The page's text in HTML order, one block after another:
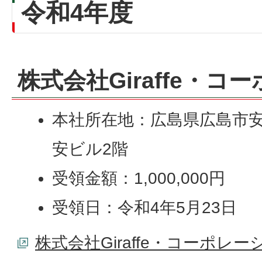
令和4年度
株式会社Giraffe・コー
本社所在地：広島県広島市
安ビル2階
受領金額：1,000,000円
受領日：令和4年5月23日
株式会社Giraffe・コーポレー